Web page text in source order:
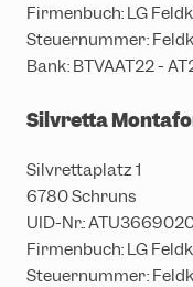
Firmenbuch: LG
Steuernummer:
Bank: BTVAAT22 -
Silvretta
Silvrettaplatz 1
6780 Schruns
UID-Nr.:
Firmenbuch: LG
Steuernummer: